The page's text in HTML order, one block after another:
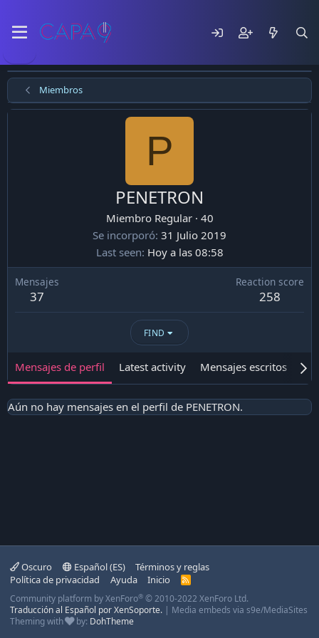
Miembros
P
PENETRON
Miembro Regular · 40
Se incorporó 31 Julio 2019
Last seen Hoy a las 08:58
Mensajes
37
Reaction score
258
FIND
Mensajes de perfil Latest activity Mensajes escritos
Aún no hay mensajes en el perfil de PENETRON.
Oscuro Español (ES)
Términos y reglas
Política de privacidad
Ayuda Inicio
R
S
Community platform by XenForo® © 2010-2022 XenForo Ltd.
Traducción al Español por XenSoporte. | Media embeds via s9e/MediaSites
Theming with
by: DohTheme